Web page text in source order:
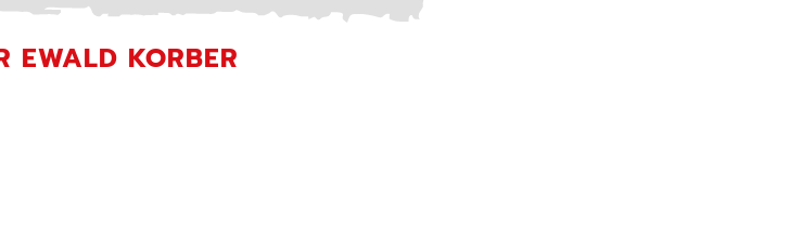
EWALD KORBER